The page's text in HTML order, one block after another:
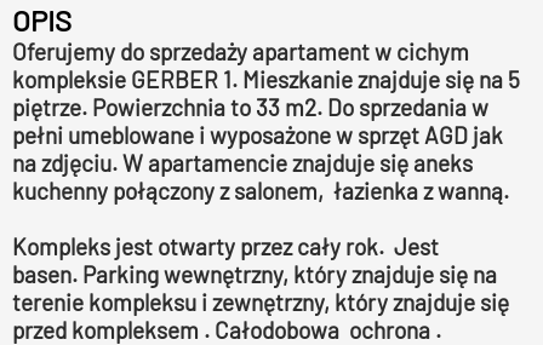
OPIS
Oferujemy do sprzedaży apartament w cichym
kompleksie GERBER 1. Mieszkanie znajduje się na 5
piętrze. Powierzchnia to 33 m2. Do sprzedania w
pełni umeblowane i wyposażone w sprzęt AGD jak
na zdjęciu. W apartamencie znajduje się aneks
kuchenny połączony z salonem, łazienka z wanną.
Kompleks jest otwarty przez cały rok. Jest
basen. Parking wewnętrzny, który znajduje się na
terenie kompleksu i zewnętrzny, który znajduje się
przed kompleksem . Całodobowa ochrona .